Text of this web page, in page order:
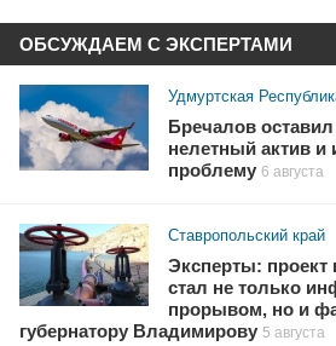
ОБСУЖДАЕМ С ЭКСПЕРТАМИ
Удмуртская
Бречалов
нелетный актив
проблему 6 августа
Ставропольский край
Эксперты:
стал не только
прорывом, но и
губернатору Владимирову 5 августа